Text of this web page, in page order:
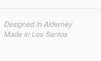
Designed in Alderney
Made in Los Santos